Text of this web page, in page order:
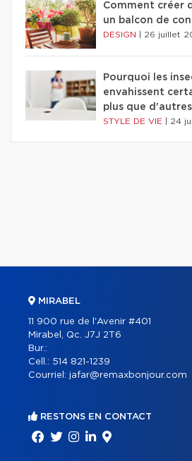
Comment créer
un balcon de
DESIGN 26 juillet
Pourquoi les
envahissent
plus que
STYLE DE VIE 24
MIRABEL
11 900 rue de l'Avenir #401
Mirabel, Qc. J7J 2T6
Bur.:
Cell.: 514 821-1239
Courriel: jafar@remaxbonjour.com
RESTONS EN CONTACT